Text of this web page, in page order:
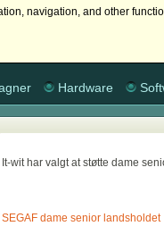
Hardware
It-wit har valgt at støtte dame
SEGAF dame senior landsholdet
navigation, and other